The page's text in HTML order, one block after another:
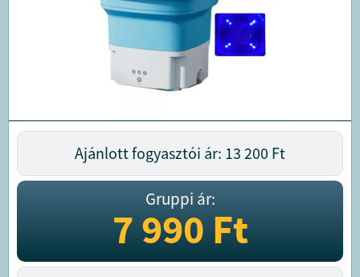
Ajánlott fogyasztói ár: 13 200 Ft
Gruppi ár:
7 990Ft